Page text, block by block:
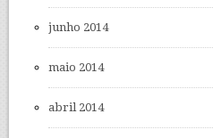
junho 2014
maio 2014
abril 2014